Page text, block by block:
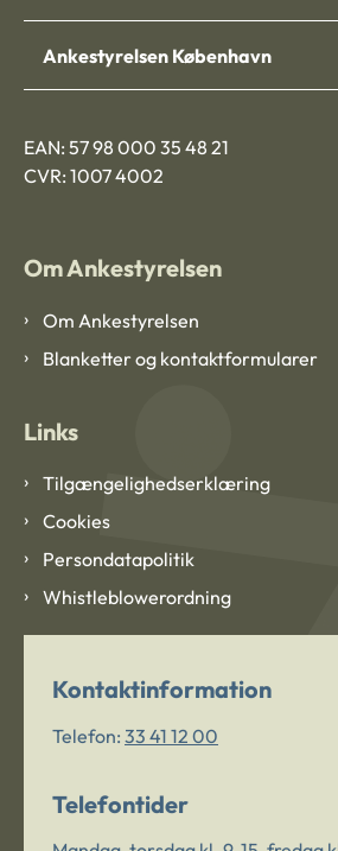
Ankestyrelsen København
EAN: 57 98 000 35 48 21
CVR: 1007 4002
Om Ankestyrelsen
Om Ankestyrelsen
Blanketter og kontaktformularer
Links
Tilgængelighedserklæring
Cookies
Persondatapolitik
Whistleblowerordning
Kontaktinformation
Telefon: 33 41 12 00
Telefontider